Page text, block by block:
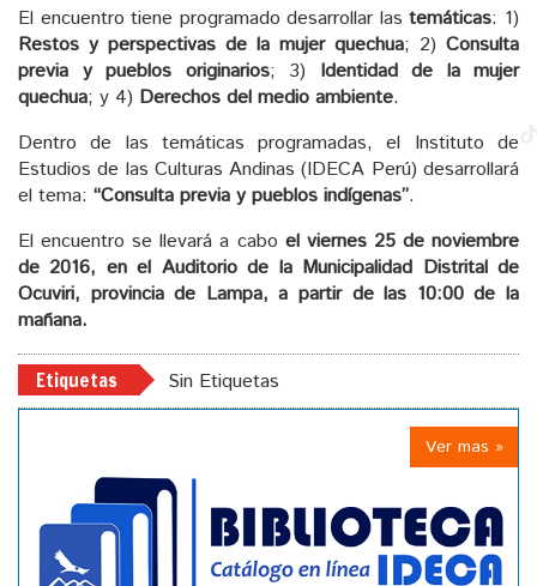
El encuentro tiene programado desarrollar lastemáticas: 1)
Restos y perspectivas de la mujer quechua; 2) Consulta
previa y pueblos originarios; 3) Identidad de la mujer
quechua; y 4) Derechos del medio ambiente.
Dentro de las temáticas programadas, el Instituto de
Estudios de las Culturas Andinas (IDECA Perú) desarrollará
el tema: “Consulta previa y pueblos indígenas”.
El encuentro se llevará a cabo el viernes 25 de noviembre
de 2016, en el Auditorio de la Municipalidad Distrital de
Ocuviri, provincia de Lampa, a partir de las 10:00 de la
mañana.
Etiquetas Sin Etiquetas
Ver mas »